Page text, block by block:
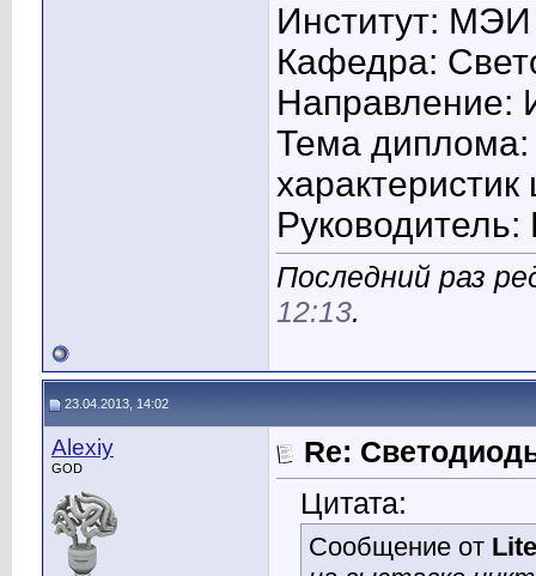
Институт: МЭИ
Кафедра:
Направление:
Тема диплома:
Последний раз
12:13.
23.04.2013, 14:02
Alexiy
GOD
Re:
Цитата:
Сообщение от